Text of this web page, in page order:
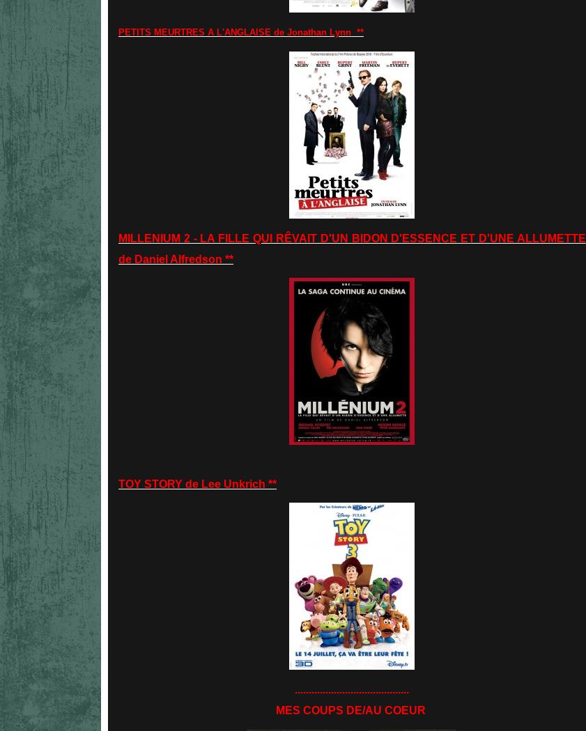
PETITS MEURTRES A L'ANGLAISE de Jonathan Lynn **
MILLENIUM 2 - LA FILLE QUI RÊVAIT D'UN BIDON D'ESSENCE ET D'UNE ALLUMETTE
de Daniel Alfredson **
TOY STORY de Lee Unkrich **
.........................................
MES COUPS DE/AU COEUR